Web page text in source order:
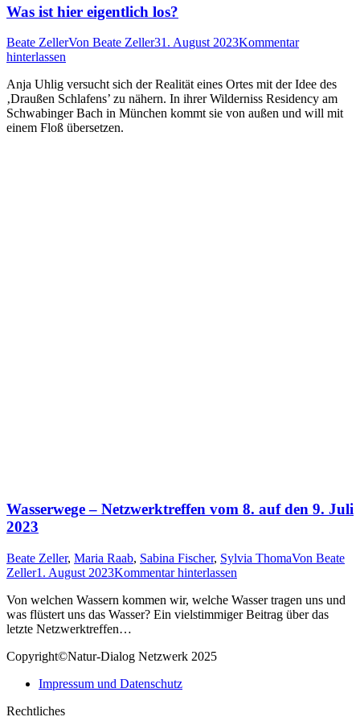
Was ist hier eigentlich los?
Beate ZellerVon Beate Zeller31. August 2023Kommentar
hinterlassen
Anja Uhlig versucht sich der Realität eines Ortes mit der Idee des
‚Draußen Schlafens’ zu nähern. In ihrer Wilderniss Residency am
Schwabinger Bach in München kommt sie von außen und will mit
einem Floß übersetzen.
Wasserwege – Netzwerktreffen vom 8. auf den 9. Juli
2023
Beate Zeller, Maria Raab, Sabina Fischer, Sylvia ThomaVon Beate
Zeller1. August 2023Kommentar hinterlassen
Von welchen Wassern kommen wir, welche Wasser tragen uns und
was flüstert uns das Wasser? Ein vielstimmiger Beitrag über das
letzte Netzwerktreffen…
Copyright©Natur-Dialog Netzwerk 2025
Impressum und Datenschutz
Rechtliches